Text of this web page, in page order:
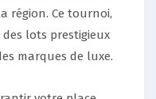
région. Ce tournoi,
lots prestigieux
marques de luxe.